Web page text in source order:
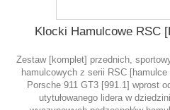
Klocki Hamulcowe RSC
Zestaw [komplet] przednich,
hamulcowych z serii RSC
Porsche 911 GT3 [991.1] wprost
utytułowanego lidera w